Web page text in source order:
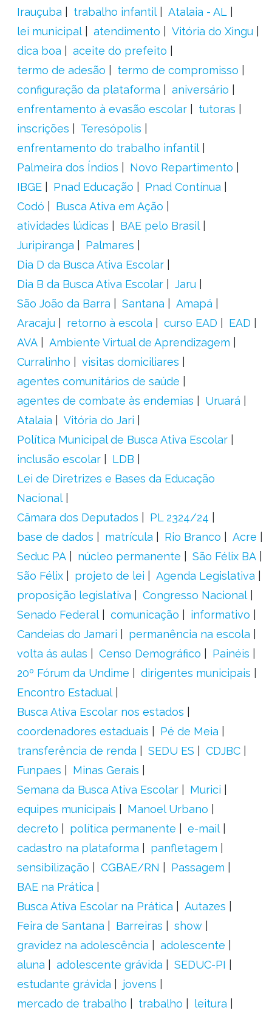
Irauçuba trabalho infantil
Atalaia - AL
lei municipal
atendimento
Vitória do Xingu
dica boa
aceite do prefeito
termo de adesão
termo de compromisso
configuração da plataforma
aniversário
enfrentamento à evasão escolar
tutoras
inscrições
Teresópolis
enfrentamento do trabalho infantil
Palmeira dos Índios
Novo Repartimento
IBGE
Pnad Educação
Pnad Contínua
Codó
Busca Ativa em Ação
atividades lúdicas
BAE pelo Brasil
Juripiranga
Palmares
Dia D da Busca Ativa Escolar
Dia B da Busca Ativa Escolar
Jaru
São João da Barra
Santana
Amapá
Aracaju
retorno à escola curso EAD
EAD
AVA
Ambiente Virtual de Aprendizagem
Curralinho
visitas domiciliares
agentes comunitários de saúde
agentes de combate às endemias
Uruará
Atalaia
Vitória do Jari
Política Municipal de Busca Ativa Escolar
inclusão escolar
LDB
Lei de Diretrizes e Bases da Educação
Nacional
Câmara dos Deputados
PL 2324/24
base de dados
matrícula Rio Branco
Acre
Seduc PA
núcleo permanente
São Félix BA
São Félix
projeto de lei
Agenda Legislativa
proposição legislativa
Congresso Nacional
Senado Federal
comunicação
informativo
Candeias do Jamari
permanência na escola
volta ás aulas
Censo Demográfico
Painéis
20º Fórum da Undime
dirigentes municipais
Encontro Estadual
Busca Ativa Escolar nos estados
coordenadores estaduais
Pé de Meia
transferência de renda
SEDU ES
CDJBC
Funpaes
Minas Gerais
Semana da Busca Ativa Escolar
Murici
equipes municipais
Manoel Urbano
decreto
política permanente
e-mail
cadastro na plataforma
panfletagem
sensibilização
CGBAE/RN
Passagem
BAE na Prática
Busca Ativa Escolar na Prática
Autazes
Feira de Santana
Barreiras
show
gravidez na adolescência
adolescente
aluna
adolescente grávida
SEDUC-PI
estudante grávida
jovens
mercado de trabalho
trabalho
leitura